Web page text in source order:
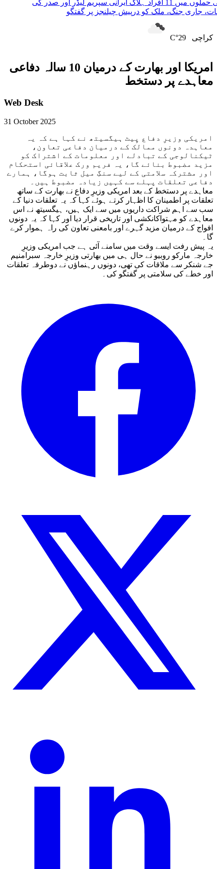
افراد ہلاک
ایرانی سپریم لیڈر اور صدر کی
جنگ، ملک کو درپیش چیلنجز پر گفتگو
کراچی 29°C
امریکا اور بھارت کے درمیان 10 سالہ دفاعی
معاہدے پر دستخط
Web Desk
31 October 2025
امریکی وزیرِ دفاع پِیٹ ہیگسیتھ نے کہا ہے کہ یہ
معاہدہ دونوں ممالک کے درمیان دفاعی تعاون،
ٹیکنالوجی کے تبادلے اور معلومات کے اشتراک کو
مزید مضبوط بنائے گا، یہ فریم ورک علاقائی استحکام
اور مشترکہ سلامتی کے لیے سنگِ میل ثابت ہوگا، ہمارے
دفاعی تعلقات پہلے سے کہیں زیادہ مضبوط ہیں۔
معاہدے پر دستخط کے بعد امریکی وزیرِ دفاع نے بھارت کے ساتھ
تعلقات پر اطمینان کا اظہار کرتے ہوئے کہا کہ یہ تعلقات دنیا کے
سب سے اہم شراکت داریوں میں سے ایک ہیں، ہیگسیتھ نے اس
معاہدے کو مہتواکانکشی اور تاریخی قرار دیا اور کہا کہ یہ دونوں
افواج کے درمیان مزید گہرے اور بامعنی تعاون کی راہ ہموار کرے
گا۔
یہ پیش رفت ایسے وقت میں سامنے آئی ہے جب امریکی وزیرِ
خارجہ مارکو روبیو نے حال ہی میں بھارتی وزیرِ خارجہ سبرامنیم
جے شنکر سے ملاقات کی تھی، دونوں رہنماؤں نے دوطرفہ تعلقات
اور خطے کی سلامتی پر گفتگو کی۔